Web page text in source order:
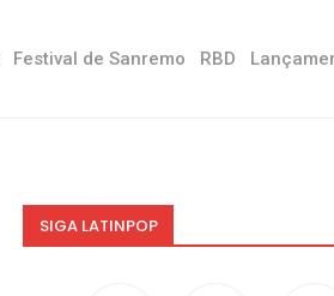
Festival de Sanremo RBD
SIGA LATINPOP